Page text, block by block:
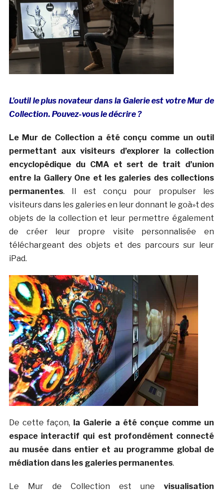
L’outil le plus novateur dans la Galerie est votre Mur de
Collection. Pouvez-vous le décrire ?
Le Mur de Collection a été conçu comme un outil
permettant aux visiteurs d’explorer la collection
encyclopédique du CMA et sert de trait d’union
entre la Gallery One et les galeries des collections
permanentes. Il est conçu pour propulser les
visiteurs dans les galeries en leur donnant le goà»t des
objets de la collection et leur permettre également
de créer leur propre visite personnalisée en
téléchargeant des objets et des parcours sur leur
iPad.
De cette façon,
la Galerie a été conçue comme un
espace interactif qui est profondément connecté
au musée dans entier et au programme global de
médiation dans les galeries permanentes.
Le Mur de Collection est unevisualisation